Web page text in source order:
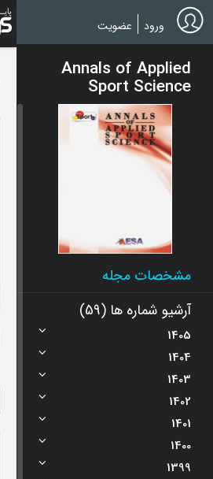
Skip
to
main
ورود عضویت
Annals of Applied
Sport Science
مشخصات مجله
آرشیو شماره ها (59)
1405
1404
1403
1402
1401
1400
1399